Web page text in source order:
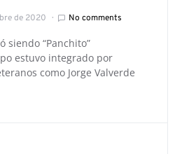
de 2020 No comments
siendo “Panchito”
estuvo integrado por
como Jorge Valverde